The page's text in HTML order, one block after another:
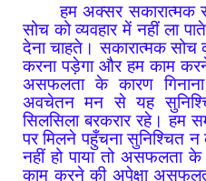
हम अक्सर सकारात्मक
सोच को व्यवहार में नहीं ला
देना चाहते। सकारात्मक
करना पड़ेगा और हम काम
असफलता के कारण
अवचेतन मन से यह
सिलसिला बरकरार रहे। हम
पर मिलने पहुँचना सुनिश्चित
नहीं हो पाया तो असफलता
काम करने की अपेक्षा